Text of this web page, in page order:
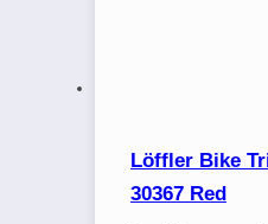
Löffler Bike
30367 Red